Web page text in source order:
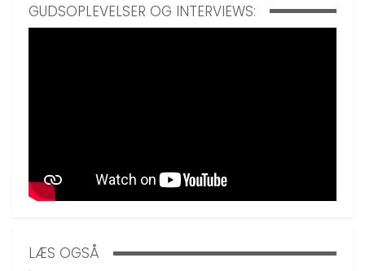
GUDSOPLEVELSER OG INTERVIEWS:
LÆS OGSÅ